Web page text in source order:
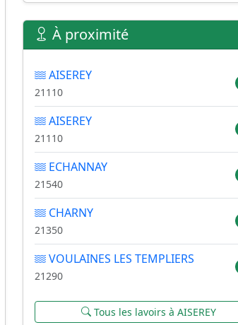
À proximité
AISEREY
21110
AISEREY
21110
ECHANNAY
21540
CHARNY
21350
VOULAINES LES TEMPLIERS
21290
Tous les lavoirs à AISEREY